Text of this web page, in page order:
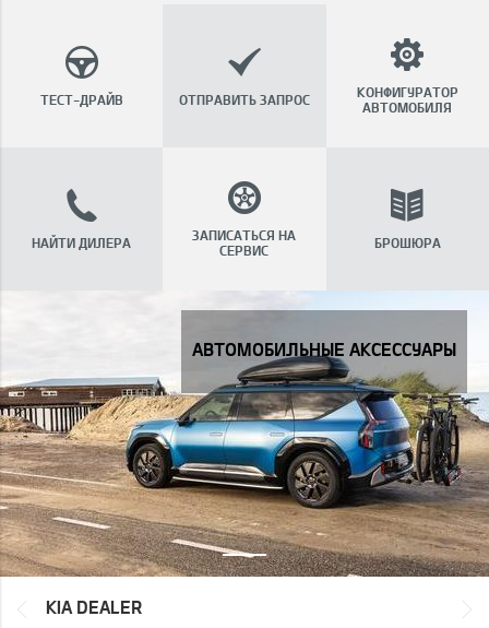
АВТОМОБИЛЬНЫЕ АКСЕССУАРЫ
" >
ТЕСТ-ДРАЙВ ОТПРАВИТЬ ЗАПРОС
КОНФИГУРАТОР
АВТОМОБИЛЯ
НАЙТИ ДИЛЕРА
ЗАПИСАТЬСЯ НА
СЕРВИС
БРОШЮРА
*output|module_dpackage:prev*
KIA DEALER